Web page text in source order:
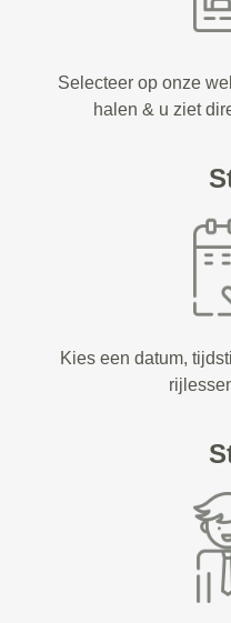
Selecteer op onze
halen & u ziet
Kies een datum,